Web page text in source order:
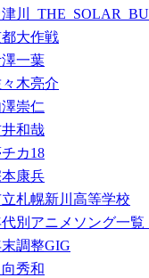
津川
都大作戦
澤一葉
木亮介
澤崇仁
井和哉
カ18
本康兵
立札幌新川高等学校
代別アニメソング一
調整GIG
秀和